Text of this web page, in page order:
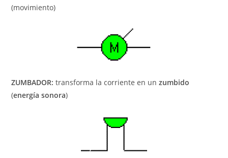
(movimiento)
ZUMBADOR: transforma la corriente en unzumbido
(energía sonora)